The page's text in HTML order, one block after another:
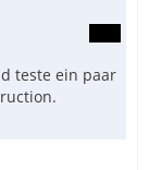
teste ein paar